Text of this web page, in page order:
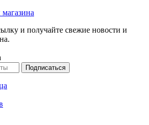
и получайте свежие новости и